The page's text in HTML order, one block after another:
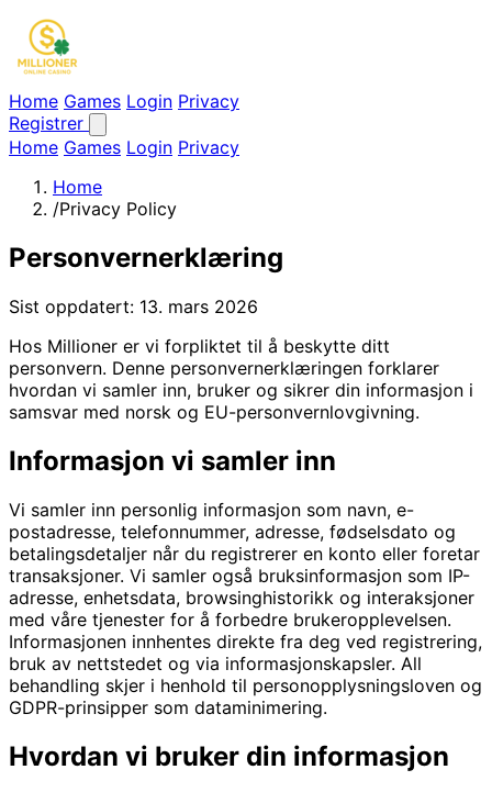
Home Games Login Privacy
Registrer
Home Games Login Privacy
Home
/Privacy Policy
Personvernerklæring
Sist oppdatert: 13. mars 2026
Hos Millioner er vi forpliktet til å beskytte ditt
personvern. Denne personvernerklæringen forklarer
hvordan vi samler inn, bruker og sikrer din informasjon i
samsvar med norsk og EU-personvernlovgivning.
Informasjon vi samler inn
Vi samler inn personlig informasjon som navn, e-
postadresse, telefonnummer, adresse, fødselsdato og
betalingsdetaljer når du registrerer en konto eller foretar
transaksjoner. Vi samler også bruksinformasjon som IP-
adresse, enhetsdata, browsinghistorikk og interaksjoner
med våre tjenester for å forbedre brukeropplevelsen.
Informasjonen innhentes direkte fra deg ved registrering,
bruk av nettstedet og via informasjonskapsler. All
behandling skjer i henhold til personopplysningsloven og
GDPR-prinsipper som dataminimering.
Hvordan vi bruker din informasjon